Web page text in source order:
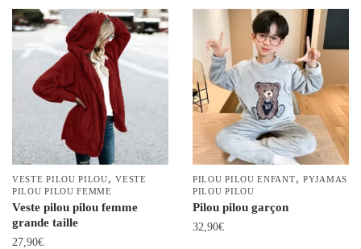
plusieurs
variations.
Les
options
peuvent
sur
page
du
produit
plusieurs
variations.
Les
options
peuvent
être
choisies
sur
la
page
du
produit
VESTE PILOU PILOU,VESTE
PILOU PILOU FEMME
Veste pilou pilou femme
grande taille
27,90€
PILOU PILOU ENFANT,PYJAMAS
PILOU PILOU
Pilou pilou garçon
32,90€